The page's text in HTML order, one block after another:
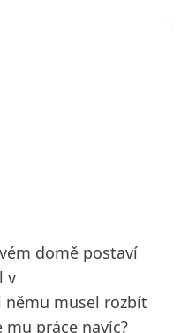
domě postaví
v
němu musel rozbít
práce navíc?